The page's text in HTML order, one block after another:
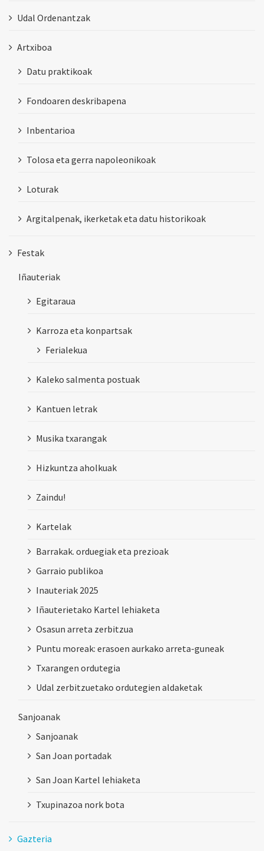
Udal Ordenantzak
Artxiboa
Datu praktikoak
Fondoaren deskribapena
Inbentarioa
Tolosa eta gerra napoleonikoak
Loturak
Argitalpenak, ikerketak eta datu historikoak
Festak
Iñauteriak
Egitaraua
Karroza eta konpartsak
Ferialekua
Kaleko salmenta postuak
Kantuen letrak
Musika txarangak
Hizkuntza aholkuak
Zaindu!
Kartelak
Barrakak. orduegiak eta prezioak
Garraio publikoa
Inauteriak 2025
Iñauterietako Kartel lehiaketa
Osasun arreta zerbitzua
Puntu moreak: erasoen aurkako arreta-guneak
Txarangen ordutegia
Udal zerbitzuetako ordutegien aldaketak
Sanjoanak
Sanjoanak
San Joan portadak
San Joan Kartel lehiaketa
Txupinazoa nork bota
Gazteria